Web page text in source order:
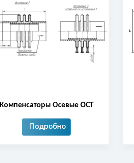
Компенсаторы Осевые ОСТ
Подробно